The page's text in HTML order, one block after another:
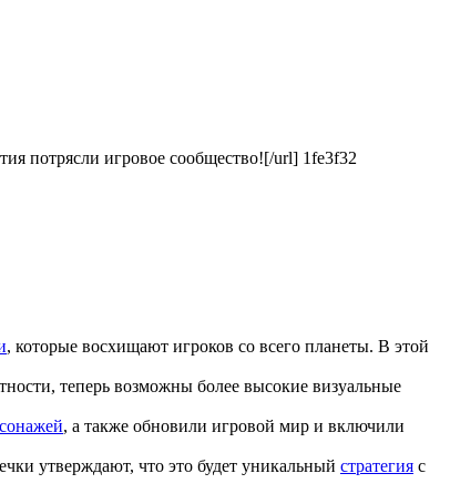
потрясли игровое сообщество![/url] 1fe3f32
, которые восхищают игроков со всего планеты. В этой
теперь возможны более высокие визуальные
, а также обновили игровой мир и включили
утверждают, что это будет уникальный стратегия с